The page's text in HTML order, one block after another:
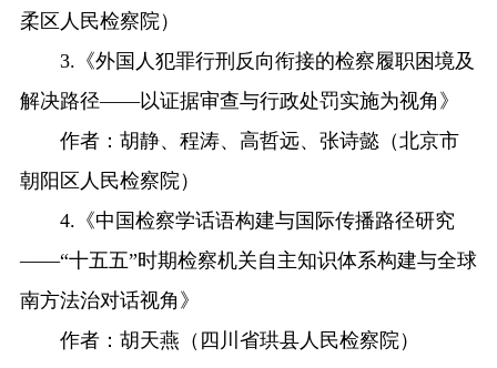
柔区人民检察院）
3.《外国人犯罪行刑反向衔接的检察履职困境及
解决路径——以证据审查与行政处罚实施为视角》
作者：胡静、程涛、高哲远、张诗懿（北京市
朝阳区人民检察院）
4.《中国检察学话语构建与国际传播路径研究
——“十五五”时期检察机关自主知识体系构建与全球
南方法治对话视角》
作者：胡天燕（四川省珙县人民检察院）